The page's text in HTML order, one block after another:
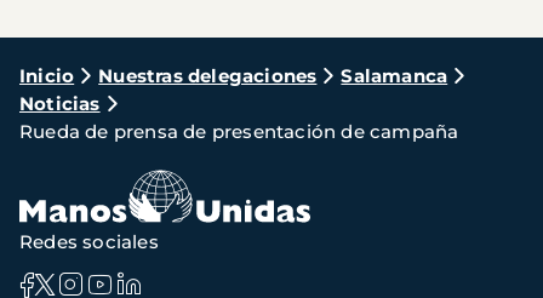
Ruta
de
navegación
Inicio Nuestras delegaciones
Salamanca
Noticias
Rueda de prensa de presentación de campaña
Redes sociales